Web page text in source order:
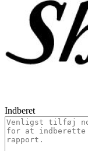
Indberet